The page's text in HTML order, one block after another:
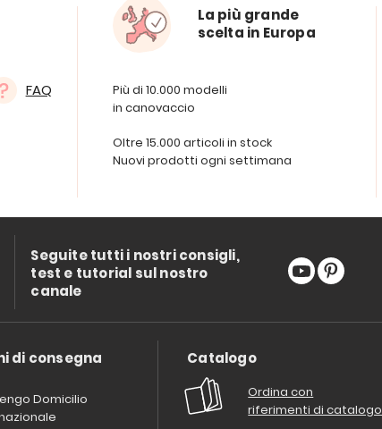
FAQ
La più grande
scelta in Europa
Più di 10.000 modelli
in canovaccio
Oltre 15.000 articoli in stock
Nuovi prodotti ogni settimana
Seguite tutti i nostri consigli,
test e tutorial sul nostro
canale
di consegna
Domicilio
Catalogo
Ordina con
riferimenti di catalogo